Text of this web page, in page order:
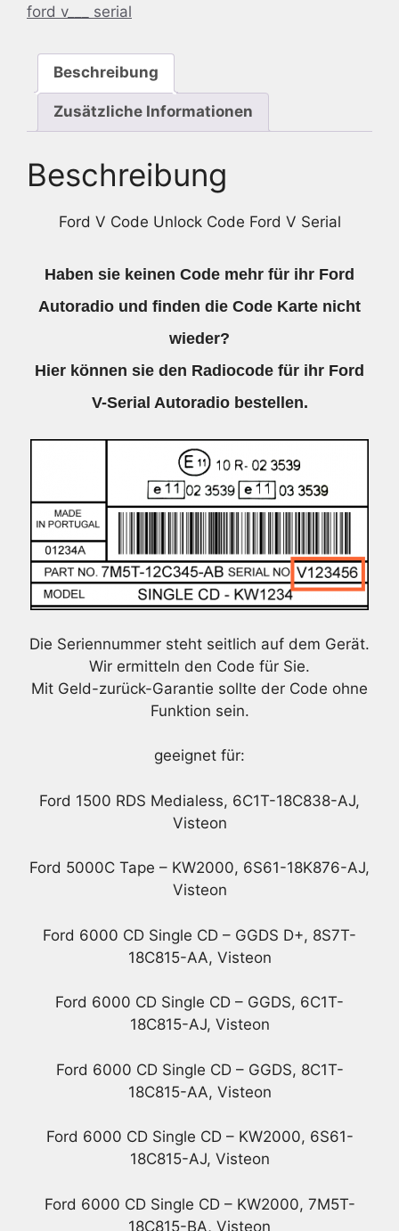
V
Menge
ford v___ serial
Beschreibung
Zusätzliche Informationen
Beschreibung
Ford V Code Unlock Code Ford V Serial
Haben sie keinen Code mehr für ihr Ford
Autoradio und finden die Code Karte nicht
wieder?
Hier können sie den Radiocode für ihr Ford
V-Serial Autoradio bestellen.
Die Seriennummer steht seitlich auf dem Gerät.
Wir ermitteln den Code für Sie.
Mit Geld-zurück-Garantie sollte der Code ohne
Funktion sein.
geeignet für:
Ford 1500 RDS Medialess, 6C1T-18C838-AJ,
Visteon
Ford 5000C Tape – KW2000, 6S61-18K876-AJ,
Visteon
Ford 6000 CD Single CD – GGDS D+, 8S7T-
18C815-AA, Visteon
Ford 6000 CD Single CD – GGDS, 6C1T-
18C815-AJ, Visteon
Ford 6000 CD Single CD – GGDS, 8C1T-
18C815-AA, Visteon
Ford 6000 CD Single CD – KW2000, 6S61-
18C815-AJ, Visteon
Ford 6000 CD Single CD – KW2000, 7M5T-
18C815-BA, Visteon